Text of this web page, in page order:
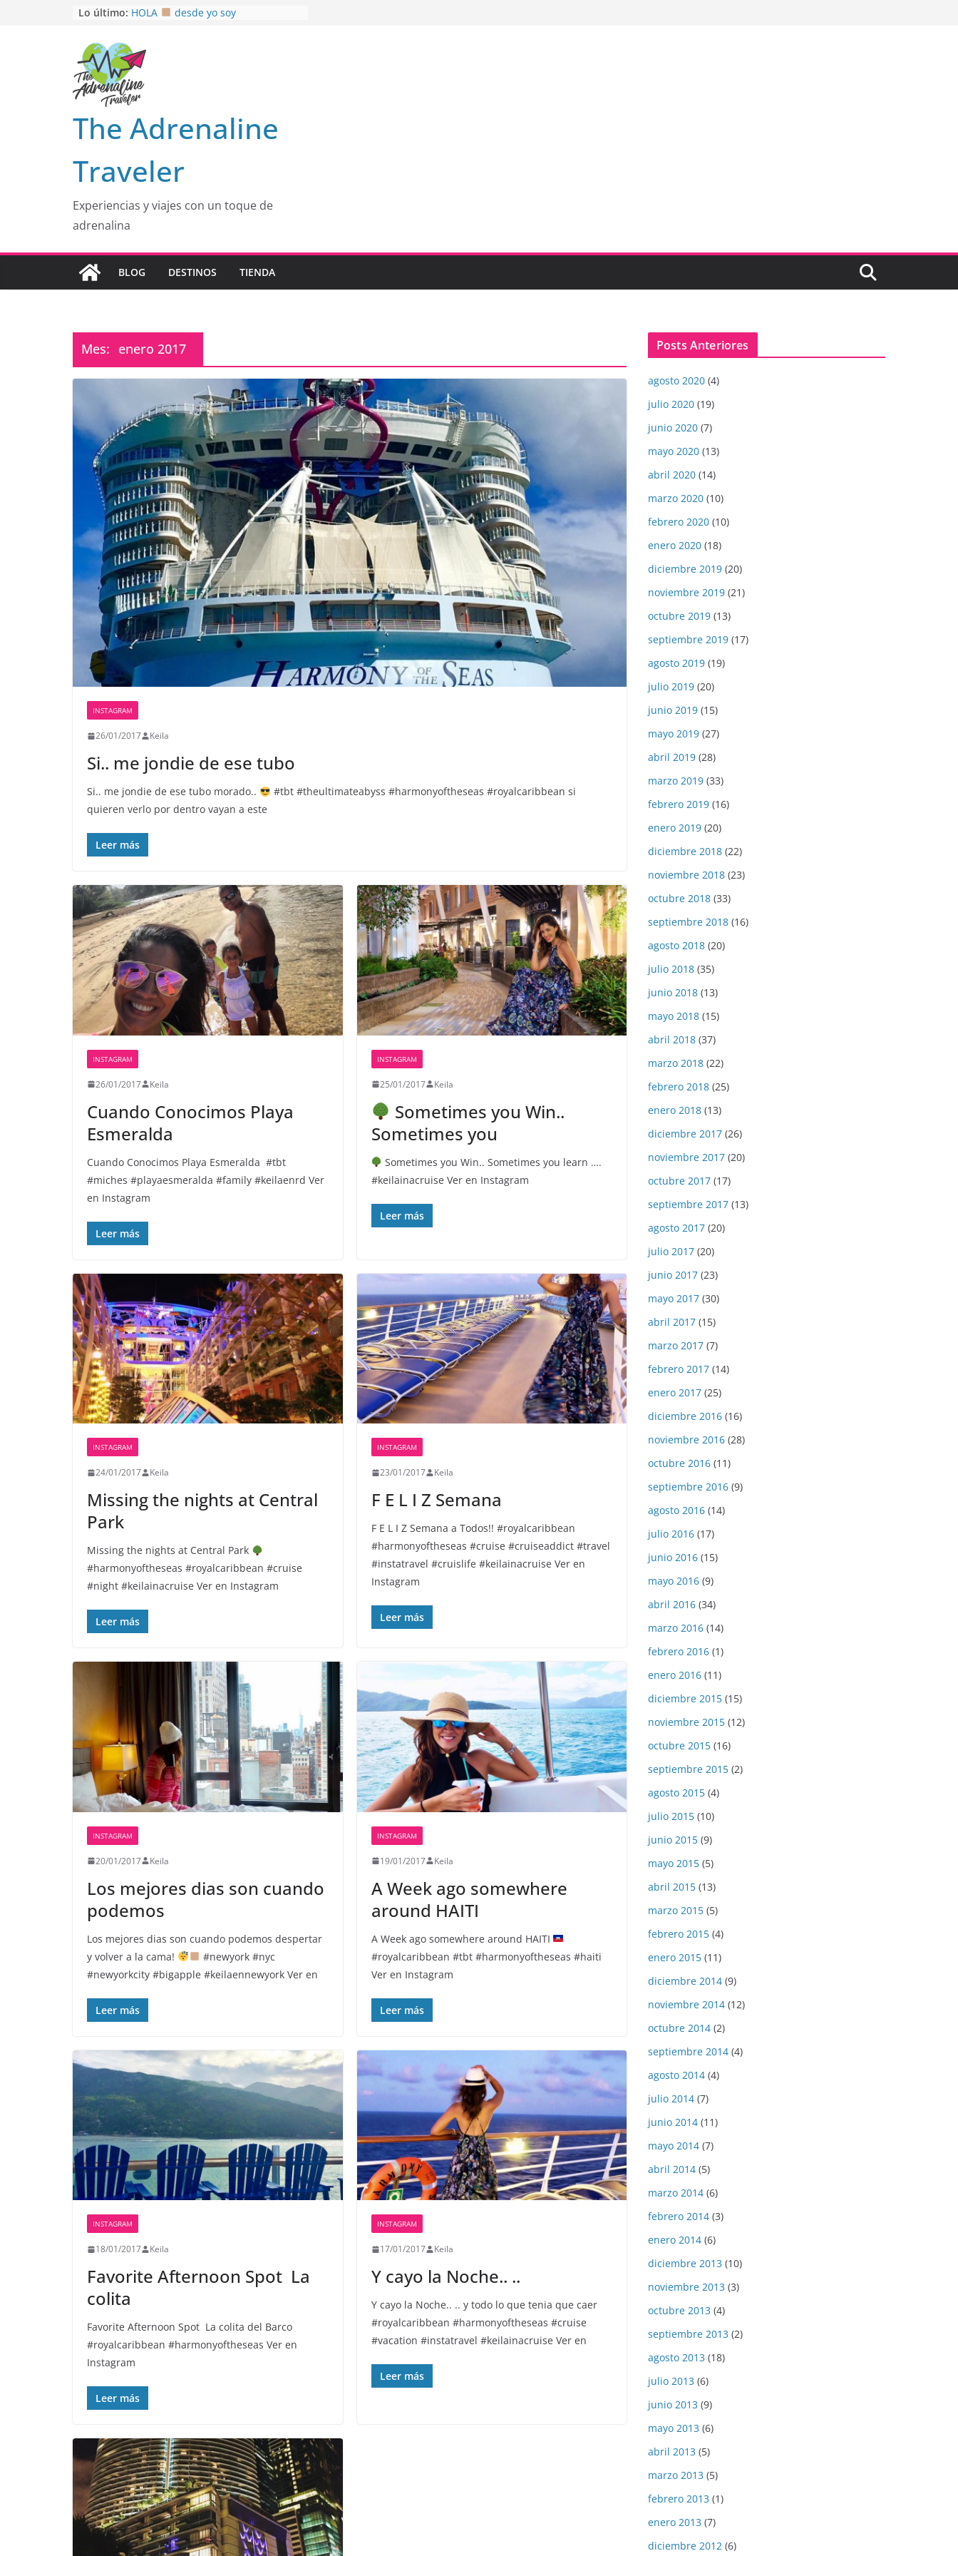
Lo último: HOLA
desde yo soy
EL SENDERO DEL CACAO: Excelente
opción
HOSPEDAJE AL NATURALSHH !!
En
MULITO!
The Adrenaline
Traveler
Experiencias y viajes con un toque de
adrenalina
BLOG DESTINOS TIENDA
Mes: enero 2017
INSTAGRAM
26/01/2017 Keila
Si.. me jondie de ese tubo
Si.. me jondie de ese tubo morado..
#tbt #theultimateabyss #harmonyoftheseas #royalcaribbean si
quieren verlo por dentro vayan a este
Leer más
INSTAGRAM
26/01/2017 Keila
Cuando Conocimos Playa
Esmeralda ️
Cuando Conocimos Playa Esmeralda ️ #tbt
#miches #playaesmeralda #family #keilaenrd Ver
en Instagram
Leer más
INSTAGRAM
25/01/2017 Keila
Sometimes you Win..
Sometimes you
Sometimes you Win.. Sometimes you learn ….
#keilainacruise Ver en Instagram
Leer más
INSTAGRAM
24/01/2017 Keila
Missing the nights at Central
Park
Missing the nights at Central Park
#harmonyoftheseas #royalcaribbean #cruise
#night #keilainacruise Ver en Instagram
Leer más
INSTAGRAM
23/01/2017 Keila
F E L I Z Semana
F E L I Z Semana a Todos!! #royalcaribbean
#harmonyoftheseas #cruise #cruiseaddict #travel
#instatravel #cruislife #keilainacruise Ver en
Instagram
Leer más
INSTAGRAM
20/01/2017 Keila
Los mejores dias son cuando
podemos
Los mejores dias son cuando podemos despertar
y volver a la cama!
#newyork #nyc
#newyorkcity #bigapple #keilaennewyork Ver en
Leer más
INSTAGRAM
19/01/2017 Keila
A Week ago somewhere
around HAITI
A Week ago somewhere around HAITI
#royalcaribbean #tbt #harmonyoftheseas #haiti
Ver en Instagram
Leer más
INSTAGRAM
18/01/2017 Keila
Favorite Afternoon Spot ️ La
colita
Favorite Afternoon Spot ️ La colita del Barco
#royalcaribbean #harmonyoftheseas Ver en
Instagram
Leer más
INSTAGRAM
17/01/2017 Keila
Y cayo la Noche.. ..
Y cayo la Noche.. .. y todo lo que tenia que caer
#royalcaribbean #harmonyoftheseas #cruise
#vacation #instatravel #keilainacruise Ver en
Leer más
Posts Anteriores
agosto 2020 (4)
julio 2020 (19)
junio 2020 (7)
mayo 2020 (13)
abril 2020 (14)
marzo 2020 (10)
febrero 2020 (10)
enero 2020 (18)
diciembre 2019 (20)
noviembre 2019 (21)
octubre 2019 (13)
septiembre 2019 (17)
agosto 2019 (19)
julio 2019 (20)
junio 2019 (15)
mayo 2019 (27)
abril 2019 (28)
marzo 2019 (33)
febrero 2019 (16)
enero 2019 (20)
diciembre 2018 (22)
noviembre 2018 (23)
octubre 2018 (33)
septiembre 2018 (16)
agosto 2018 (20)
julio 2018 (35)
junio 2018 (13)
mayo 2018 (15)
abril 2018 (37)
marzo 2018 (22)
febrero 2018 (25)
enero 2018 (13)
diciembre 2017 (26)
noviembre 2017 (20)
octubre 2017 (17)
septiembre 2017 (13)
agosto 2017 (20)
julio 2017 (20)
junio 2017 (23)
mayo 2017 (30)
abril 2017 (15)
marzo 2017 (7)
febrero 2017 (14)
enero 2017 (25)
diciembre 2016 (16)
noviembre 2016 (28)
octubre 2016 (11)
septiembre 2016 (9)
agosto 2016 (14)
julio 2016 (17)
junio 2016 (15)
mayo 2016 (9)
abril 2016 (34)
marzo 2016 (14)
febrero 2016 (1)
enero 2016 (11)
diciembre 2015 (15)
noviembre 2015 (12)
octubre 2015 (16)
septiembre 2015 (2)
agosto 2015 (4)
julio 2015 (10)
junio 2015 (9)
mayo 2015 (5)
abril 2015 (13)
marzo 2015 (5)
febrero 2015 (4)
enero 2015 (11)
diciembre 2014 (9)
noviembre 2014 (12)
octubre 2014 (2)
septiembre 2014 (4)
agosto 2014 (4)
julio 2014 (7)
junio 2014 (11)
mayo 2014 (7)
abril 2014 (5)
marzo 2014 (6)
febrero 2014 (3)
enero 2014 (6)
diciembre 2013 (10)
noviembre 2013 (3)
octubre 2013 (4)
septiembre 2013 (2)
agosto 2013 (18)
julio 2013 (6)
junio 2013 (9)
mayo 2013 (6)
abril 2013 (5)
marzo 2013 (5)
febrero 2013 (1)
enero 2013 (7)
diciembre 2012 (6)